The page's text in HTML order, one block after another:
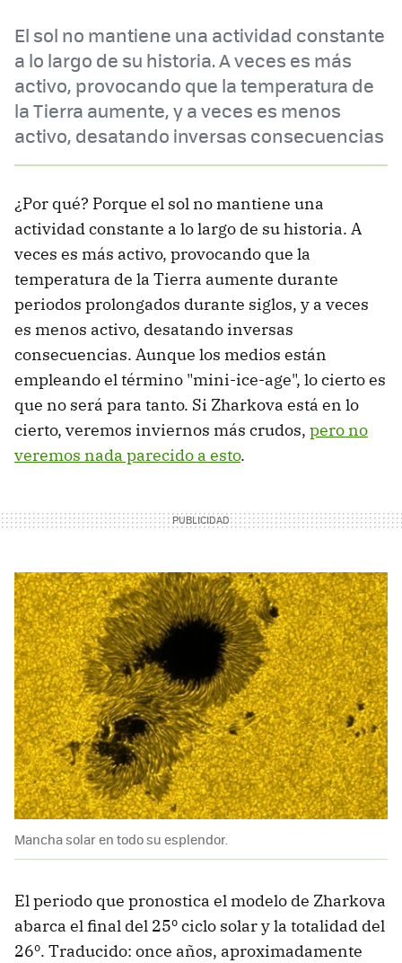
El sol no mantiene una actividad constante
a lo largo de su historia. A veces es más
activo, provocando que la temperatura de
la Tierra aumente, y a veces es menos
activo, desatando inversas consecuencias
¿Por qué? Porque el sol no mantiene una
actividad constante a lo largo de su historia. A
veces es más activo, provocando que la
temperatura de la Tierra aumente durante
periodos prolongados durante siglos, y a veces
es menos activo, desatando inversas
consecuencias. Aunque los medios están
empleando el término "mini-ice-age", lo cierto es
que no será para tanto. Si Zharkova está en lo
cierto, veremos inviernos más crudos, pero no
veremos nada parecido a esto.
Mancha solar en todo su esplendor.
El periodo que pronostica el modelo de Zharkova
abarca el final del 25º ciclo solar y la totalidad del
26º. Traducido: once años, aproximadamente